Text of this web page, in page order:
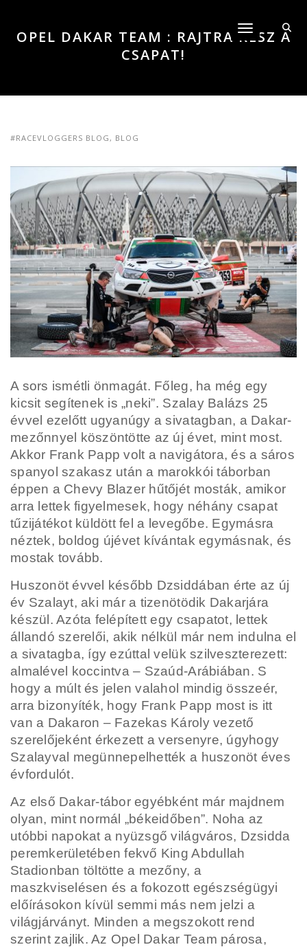
Toggle
OPEL DAKAR TEAM : RAJTRA KÉSZ A
CSAPAT!
#RACEVLOGGERS BLOG, BLOG
A sors ismétli önmagát. Főleg, ha még egy
kicsit segítenek is „neki”. Szalay Balázs 25
évvel ezelőtt ugyanúgy a sivatagban, a Dakar-
mezőnnyel köszöntötte az új évet, mint most.
Akkor Frank Papp volt a navigátora, és a sáros
spanyol szakasz után a marokkói táborban
éppen a Chevy Blazer hűtőjét mosták, amikor
arra lettek figyelmesek, hogy néhány csapat
tűzijátékot küldött fel a levegőbe. Egymásra
néztek, boldog újévet kívántak egymásnak, és
mostak tovább.
Huszonöt évvel később Dzsiddában érte az új
év Szalayt, aki már a tizenötödik Dakarjára
készül. Azóta felépített egy csapatot, lettek
állandó szerelői, akik nélkül már nem indulna el
a sivatagba, így ezúttal velük szilveszterezett:
almalével koccintva – Szaúd-Arábiában. S
hogy a múlt és jelen valahol mindig összeér,
arra bizonyíték, hogy Frank Papp most is itt
van a Dakaron – Fazekas Károly vezető
szerelőjeként érkezett a versenyre, úgyhogy
Szalayval megünnepelhették a huszonöt éves
évfordulót.
Az első Dakar-tábor egyébként már majdnem
olyan, mint normál „békeidőben”. Noha az
utóbbi napokat a nyüzsgő világváros, Dzsidda
peremkerületében fekvő King Abdullah
Stadionban töltötte a mezőny, a
maszkviselésen és a fokozott egészségügyi
előírásokon kívül semmi más nem jelzi a
világjárványt. Minden a megszokott rend
szerint zajlik. Az Opel Dakar Team párosa,